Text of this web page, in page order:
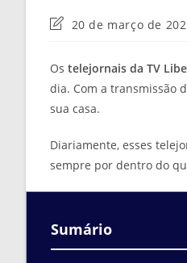
Última
post:
20 de março de
Os telejornais da TV
dia. Com a transmissão
sua casa.
Diariamente, esses
sempre por dentro do
Sumário